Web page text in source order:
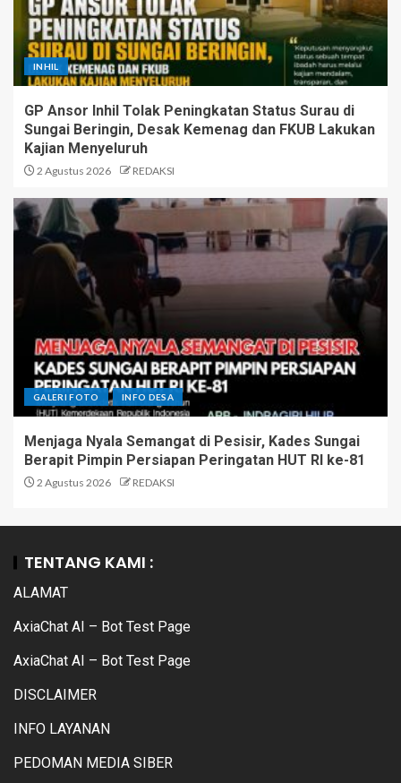
INHIL
GP Ansor Inhil Tolak Peningkatan Status Surau di
Sungai Beringin, Desak Kemenag dan FKUB Lakukan
Kajian Menyeluruh
2 Agustus 2026 REDAKSI
GALERI FOTO INFO DESA
Menjaga Nyala Semangat di Pesisir, Kades Sungai
Berapit Pimpin Persiapan Peringatan HUT RI ke-81
2 Agustus 2026 REDAKSI
TENTANG KAMI :
ALAMAT
AxiaChat AI – Bot Test Page
AxiaChat AI – Bot Test Page
DISCLAIMER
INFO LAYANAN
PEDOMAN MEDIA SIBER